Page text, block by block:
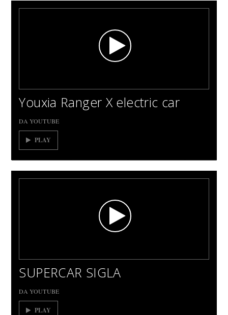
Youxia Ranger X electric car
DA YOUTUBE
PLAY
SUPERCAR SIGLA
DA YOUTUBE
PLAY